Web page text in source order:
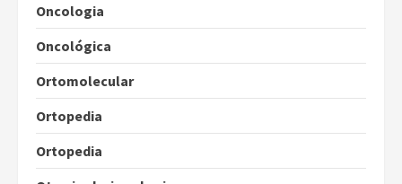
Oncologia
Oncológica
Ortomolecular
Ortopedia
Ortopedia